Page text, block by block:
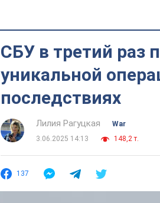
СБУ в третий раз
уникальной
последствиях
Лилия Рагуцкая
War
3.06.2025 14:13
148,2 т.
137